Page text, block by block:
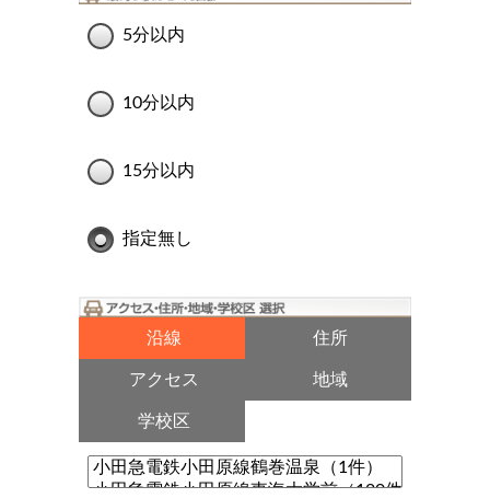
5分以内
10分以内
15分以内
指定無し
沿線 住所
アクセス 地域
学校区